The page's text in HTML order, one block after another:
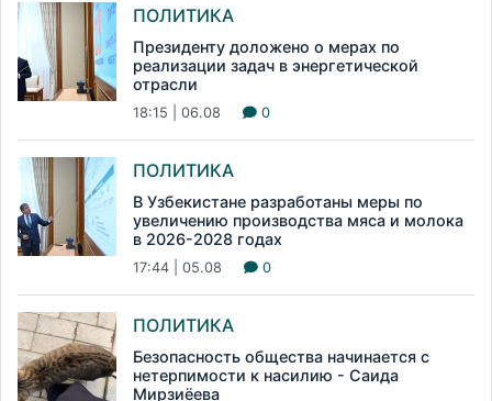
ПОЛИТИКА
Президенту доложено о мерах по
реализации задач в энергетической
отрасли
18:15 | 06.08 0
ПОЛИТИКА
В Узбекистане разработаны меры по
увеличению производства мяса и молока
в 2026-2028 годах
17:44 | 05.08 0
ПОЛИТИКА
Безопасность общества начинается с
нетерпимости к насилию - Саида
Мирзиёева